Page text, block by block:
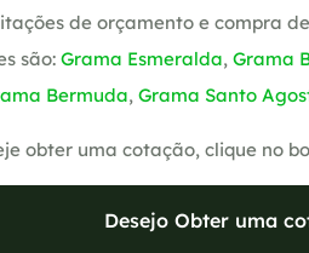
de orçamento e compra
são: Grama Esmeralda, Grama
Bermuda, Grama Santo
obter uma cotação, clique no
Desejo Obter uma